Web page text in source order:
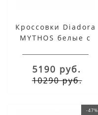
Кроссовки Diadora
MYTHOS белые с
5190 руб.
10290 руб.
-47%